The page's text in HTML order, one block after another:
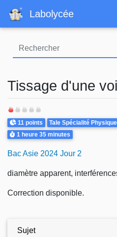
Labolycée
Tissage d'une
Points
11 points Theme
Tale Spécialité
Durée
1 heure 35 minutes
Bac Asie 2024 Jour 2
diamètre apparent,
Correction disponible.
Sujet